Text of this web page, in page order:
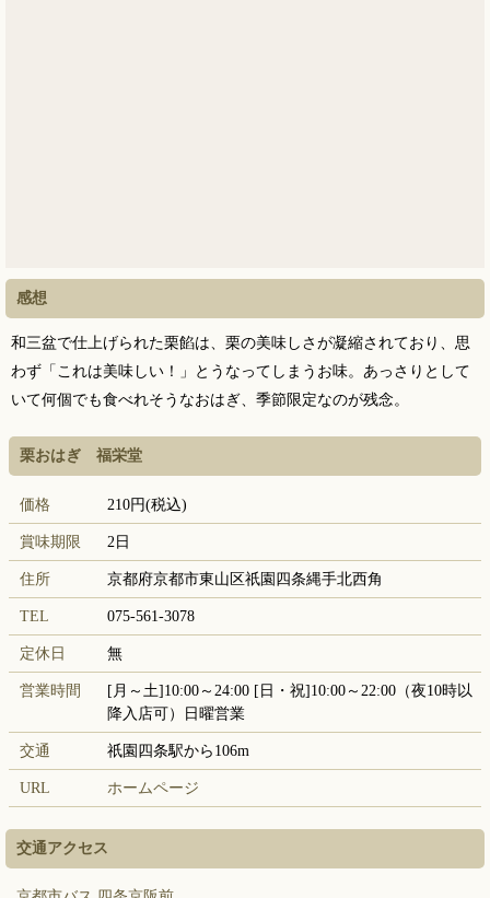
感想
和三盆で仕上げられた栗餡は、栗の美味しさが凝縮されており、思
わず「これは美味しい！」とうなってしまうお味。あっさりとして
いて何個でも食べれそうなおはぎ、季節限定なのが残念。
栗おはぎ 福栄堂
価格 210円(税込)
賞味期限 2日
住所 京都府京都市東山区祇園四条縄手北西角
TEL 075-561-3078
定休日 無
営業時間
[月～土]10:00～24:00 [日・祝]10:00～22:00（夜10時以
降入店可）日曜営業
交通 祇園四条駅から106m
URL ホームページ
交通アクセス